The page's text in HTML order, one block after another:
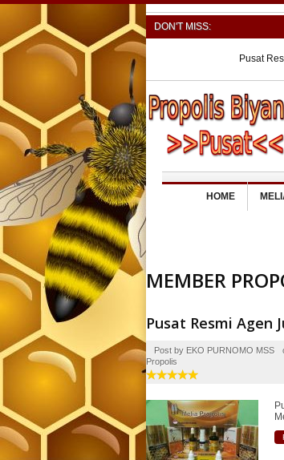
DON'T MISS:
Pusat
Pusat
Pusat
TENGAH
Pusat
Pusat
HOME
MEMBER
Pusat Resmi Agen
Post by EKO PURNOMO MSS
Propolis